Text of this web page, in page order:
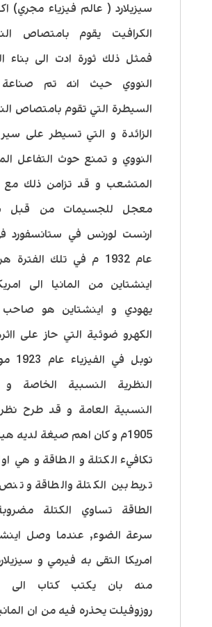
سيزيلارد ( عالم فيزياء مجري)
الكرافيت يقوم بامتصاص
فمثل ذلك ثورة ادت الى بناء
النووي حيث انه تم
السيطرة التي تقوم بامتصاص
الزائدة و التي تسيطر على سير
النووي و تمنع حوث التفاعل
المتشعب و قد تزامن ذلك مع
معجل للجسيمات من قبل
ارنست لورنس في ستانسفورد
عام 1932 م في تلك
اينشتاين من المانيا الى
يهودي و اينشتاين هو صاحب
الكهرو ضوئية التي حاز على
نوبل
النظرية النسبية الخاصة و
النسبية العامة و قد طرح
1905م و كان اهم صيغة لديه
تكافيء الكتلة و الطاقة و هي
تربط بين الكتلة والطاقة و
الطاقة تساوي الكتلة
سرعة الضوء, عندما وصل
امريكا التقى به فيرمي و
منه بان يكتب كتاب الى
روزوفيلت يحذره فيه من ان